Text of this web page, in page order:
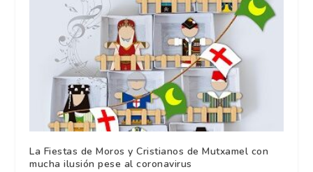
La Fiestas de Moros y Cristianos de Mutxamel con
mucha ilusión pese al coronavirus